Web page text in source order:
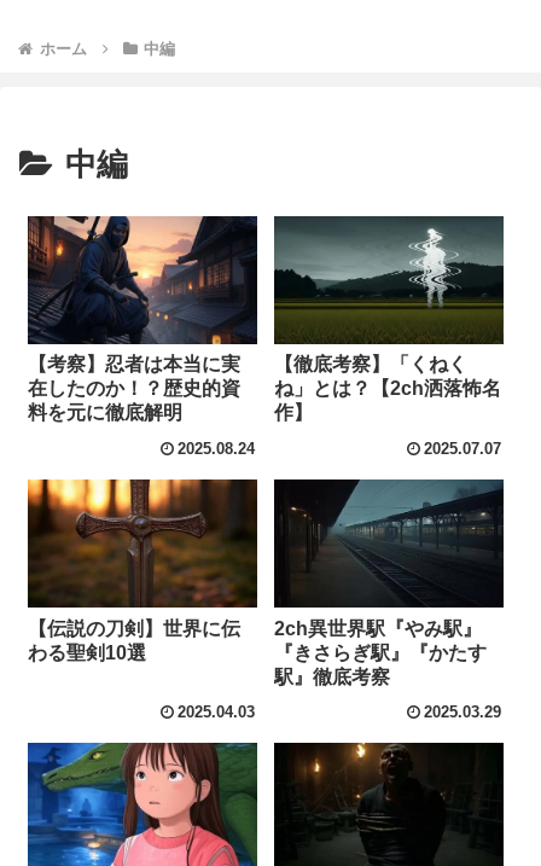
ホーム 中編
中編
【考察】忍者は本当に実
在したのか！？歴史的資
料を元に徹底解明
2025.08.24
【徹底考察】「くねく
ね」とは？【2ch洒落怖名
作】
2025.07.07
【伝説の刀剣】世界に伝
わる聖剣10選
2025.04.03
2ch異世界駅『やみ駅』
『きさらぎ駅』『かたす
駅』徹底考察
2025.03.29